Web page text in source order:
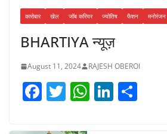
कारोबार खेल जॉब करियर ज्योतिष फैशन मनोरंजन
BHARTIYA न्यूज़
August 11, 2024 RAJESH OBEROI
F T W Li